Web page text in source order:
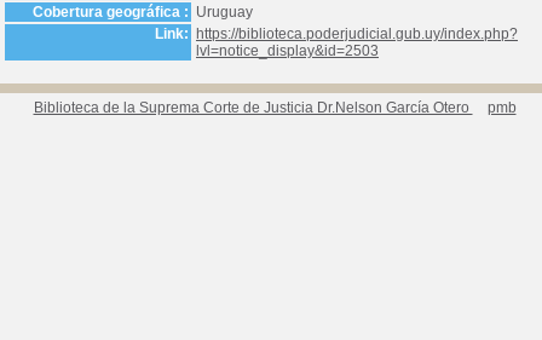
Cobertura geográfica : Uruguay
Link:
https://biblioteca.poderjudicial.gub.uy/index.php?
lvl=notice_display&id=2503
Biblioteca de la Suprema Corte de Justicia Dr.Nelson García Otero pmb